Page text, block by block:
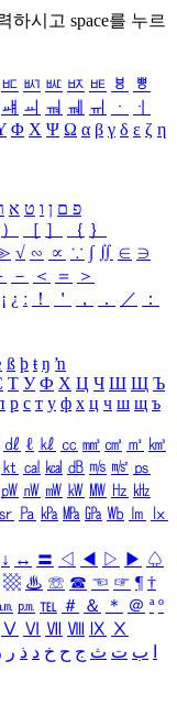
하시고 space를 누르
ㅳ ㅴ ㅵ ㅶ ㅷ ㅸ
ㅹ
ㆈ ㆉ ㆊ ㆋ ㆌ ㆍ
ㆎ
Φ Χ Ψ Ω α β γ δ ε ζ η
פ ם ן ו ט א
） ［ ］ ｛ ｝
√ ∽ ∝ ∵ ∫ ∬ ∈ ∋
－ ＜ ＝
＞
¡ ¿ ː ！ ＇ ， ． ／
：
ß þ ŧ ŋ ŉ
Т У Ф Х Ц Ч Ш Щ Ъ
р с т у ф х ц ч ш щ ъ
㎗ ℓ ㎘ ㏄ ㎣ ㎤ ㎥ ㎦
㏏ ㎈ ㎉ ㏈ ㎧ ㎨ ㎰
㎺ ㎻ ㎽ ㎾ ㎿ ㎐ ㎑
㏛ ㎩ ㎪ ㎫ ㎬ ㏝ ㏐
㏓
↓ ↔ 〓 ◁ ◀ ▷ ▶ ♤
▩ ♨ ☏ ☎ ☜ ☞ ¶ †
㏘ ℡ ＃ ＆ ＊ ＠ ª º
Ⅴ Ⅵ Ⅶ Ⅷ Ⅸ Ⅹ
ب ت ث ج ح خ د ذ ر